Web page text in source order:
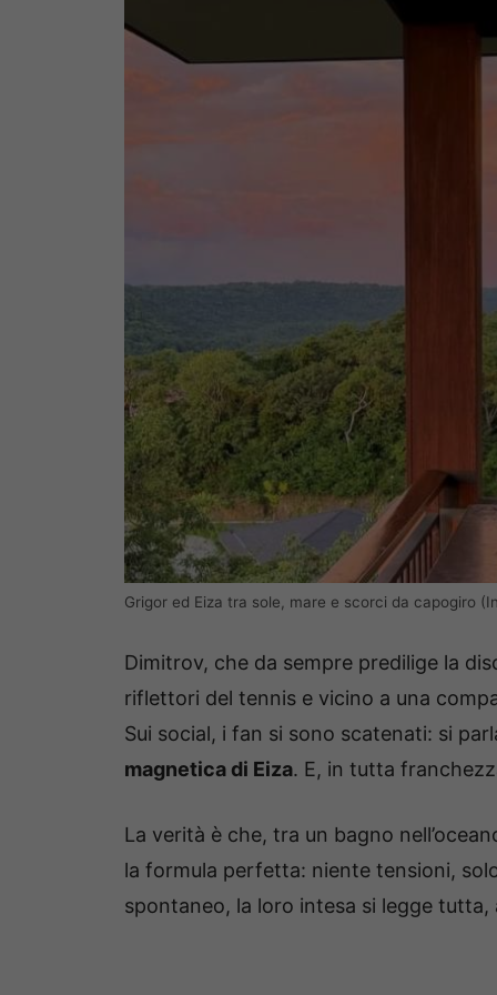
Grigor ed Eiza tra sole, mare e scorci da capogiro
Dimitrov, che da sempre predilige la
riflettori del tennis e vicino a una
Sui social, i fan si sono scatenati: si
magnetica di Eiza. E, in tutta
La verità è che, tra un bagno
la formula perfetta: niente tensioni,
spontaneo, la loro intesa si legge